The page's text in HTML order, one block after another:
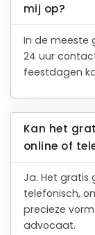
mij op?
In de meeste
24 uur
feestdagen
Kan het
online of
Ja. Het gratis
telefonisch,
precieze
advocaat.